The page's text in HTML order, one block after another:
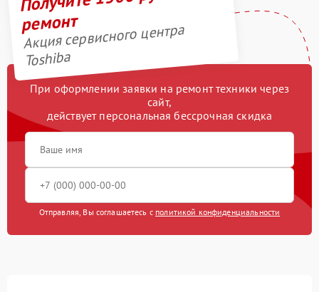
ремонт
Акция сервисного центра
Toshiba
При оформлении заявки на ремонт техники через
сайт,
действует персональная бессрочная скидка
Отправляя, Вы соглашаетесь с политикой конфиденциальности